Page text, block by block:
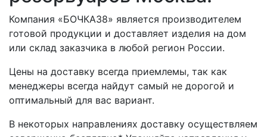
Компания «БОЧКА38» является производителем
готовой продукции и доставляет изделия на дом
или склад заказчика в любой регион России.
Цены на доставку всегда приемлемы, так как
менеджеры всегда найдут самый не дорогой и
оптимальный для вас вариант.
В некоторых направлениях доставку осуществляем